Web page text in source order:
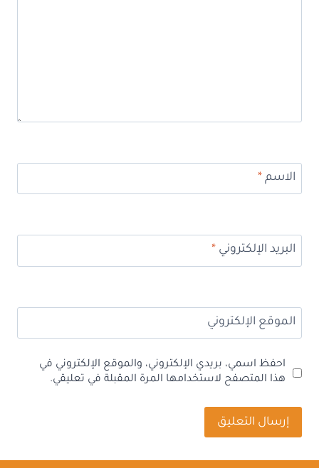
الاسم *
البريد الإلكتروني *
الموقع الإلكتروني
احفظ اسمي، بريدي الإلكتروني، والموقع الإلكتروني في
هذا المتصفح لاستخدامها المرة المقبلة في تعليقي.